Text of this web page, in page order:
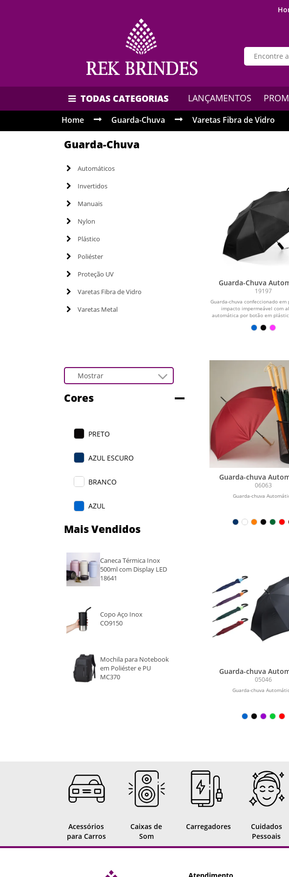
TODAS CATEGORIAS LANÇAMENTOS
Home Guarda-Chuva Varetas Fibra de Vidro
Guarda-Chuva
Automáticos
Invertidos
Manuais
Nylon
Plástico
Poliéster
Proteção UV
Varetas Fibra de Vidro
Varetas Metal
Cores
PRETO
AZUL ESCURO
BRANCO
AZUL
ROXO
VERDE
VERMELHO
ROXO ESCURO
VINHO
Mais Vendidos
Caneca Térmica Inox
500ml com Display LED
18641
Copo Aço Inox
CO9150
Mochila para Notebook
em Poliéster e PU
MC370
Guarda-Chuva
19197
Guarda-chuva confeccionado em
impacto impermeável com
automática por botão em
Guarda-chuva
06063
Guarda-chuva
Guarda-chuva
05046
Guarda-chuva
Acessórios
para Carros
Caixas de
Som
Carregadores
Cuidados
Pessoais